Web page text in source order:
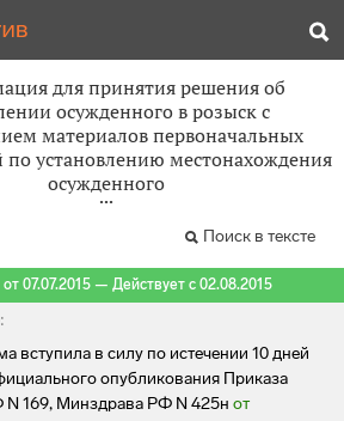
для принятия решения об
осужденного в розыск с
материалов первоначальных
установлению местонахождения
осужденного
Поиск в тексте
07.07.2015 — Действует с 02.08.2015
вступила в силу по истечении 10 дней
опубликования Приказа
169, Минздрава РФ N 425н от